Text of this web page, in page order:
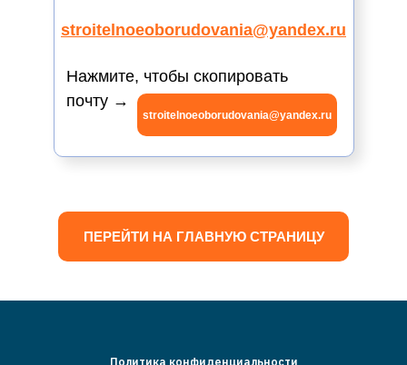
stroitelnoeoborudovania@yandex.ru
stroitelnoeoborudovania@yandex.ru
Нажмите, чтобы скопировать
почту →
ПЕРЕЙТИ НА ГЛАВНУЮ СТРАНИЦУ
Политика конфиденциальности